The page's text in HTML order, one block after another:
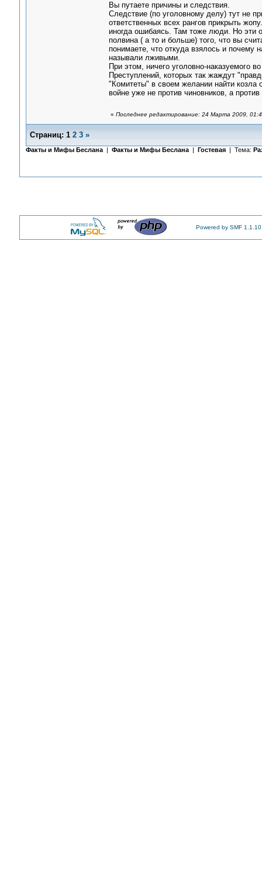
Вы путаете причины и следствия.
Следствие (по уголовному делу) тут не
ответственных всех рангов прикрыть
иногда ошибаясь. Там тоже люди. Но эти
полвина ( а то и больше) того, что вы
понимаете, что откуда взялось и почему
называли лживыми.
При этом, ничего уголовно-наказуемого
Преступлений, которых так жаждут
"Комитеты" в своем желании найти козла
войне уже не против чиновников, а
« Последнее редактирование: 24 Марта 2009,
Страниц: 1 2 3 »
Факты и Мифы Беслана| Факты и Мифы Беслана| Гостевая | Тема:
Powered by SMF 1.1.10